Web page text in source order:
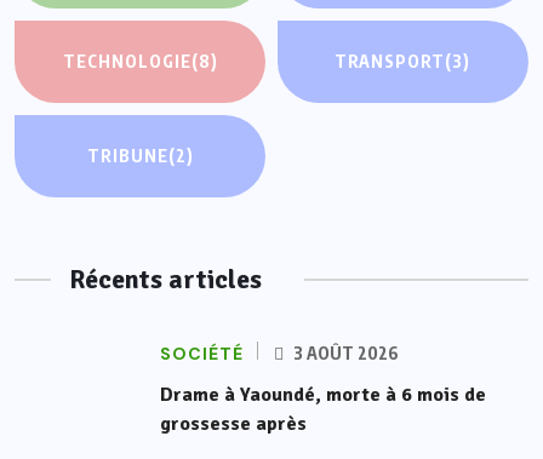
TECHNOLOGIE(8) TRANSPORT(3)
TRIBUNE(2)
Récents articles
SOCIÉTÉ 3 AOÛT 2026
Drame à Yaoundé, morte à 6 mois de
grossesse après